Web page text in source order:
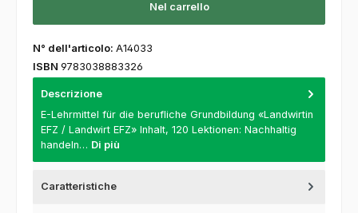
Nel carrello
N° dell'articolo: A14033
ISBN 9783038883326
Descrizione
E-Lehrmittel für die berufliche Grundbildung «Landwirtin
EFZ / Landwirt EFZ» Inhalt, 120 Lektionen: Nachhaltig
handeln… Di più
Caratteristiche